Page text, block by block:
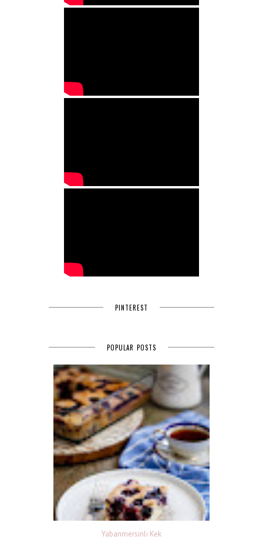
PINTEREST
POPULAR POSTS
Yabanmersinli Kek